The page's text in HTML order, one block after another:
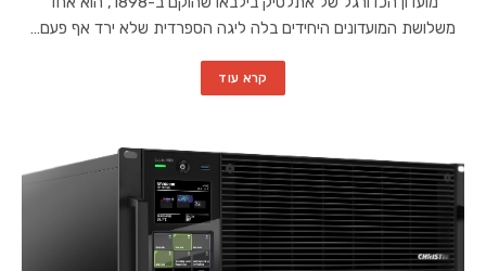
משלושת המועדונים היחידים בלה ליגה הספרדית שלא ירד אף פעם…
קרא עוד